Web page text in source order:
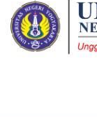
0%
read